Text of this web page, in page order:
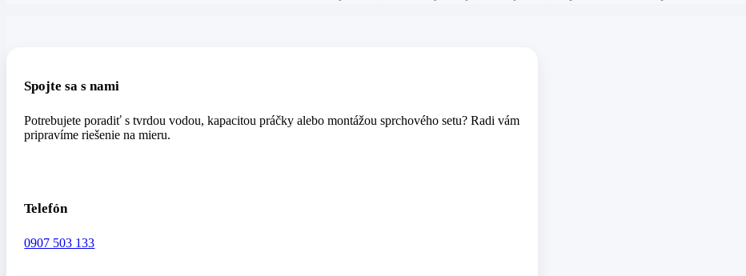
Spojte sa s nami
Potrebujete poradiť s tvrdou vodou, kapacitou práčky alebo montážou sprchového setu? Radi vám
pripravíme riešenie na mieru.
Telefón
0907 503 133